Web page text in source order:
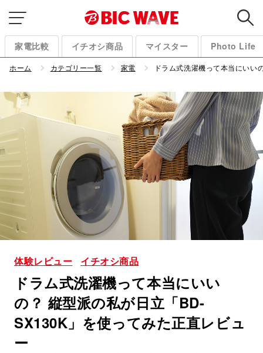
家電比較 イチオシ商品 マイスター Photo Life
ホーム カテゴリー一覧 家電 ドラム式洗濯機って本当にい
体験レビュー イチオシ商品
ドラム式洗濯機って本当にいい
の？ 縦型派の私が日立「BD-
SX130K」を使ってみた正直レビュ
ー